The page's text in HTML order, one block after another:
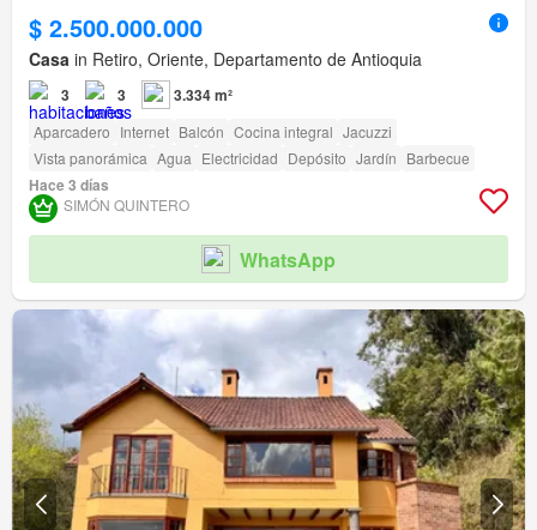
$ 2.500.000.000
Casa in Retiro, Oriente, Departamento de Antioquia
3 3 3.334 m²
Aparcadero Internet Balcón Cocina integral Jacuzzi
Vista panorámica Agua Electricidad Depósito Jardín Barbecue
Hace 3 días
SIMÓN QUINTERO
WhatsApp